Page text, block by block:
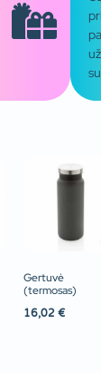
Gertuvė
(termosas)
16,02 €